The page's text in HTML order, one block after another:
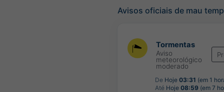
Avisos oficiais de mau
Tormentas
Aviso
meteorológico
moderado
De Hoje 03:31 (em 1
Até Hoje 08:59 (em 7